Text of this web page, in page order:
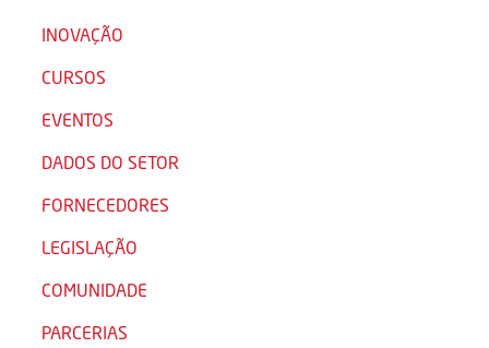
INOVAÇÃO
CURSOS
EVENTOS
DADOS DO SETOR
FORNECEDORES
LEGISLAÇÃO
COMUNIDADE
PARCERIAS